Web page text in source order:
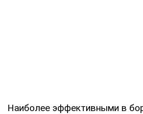
Наиболее эффективными в